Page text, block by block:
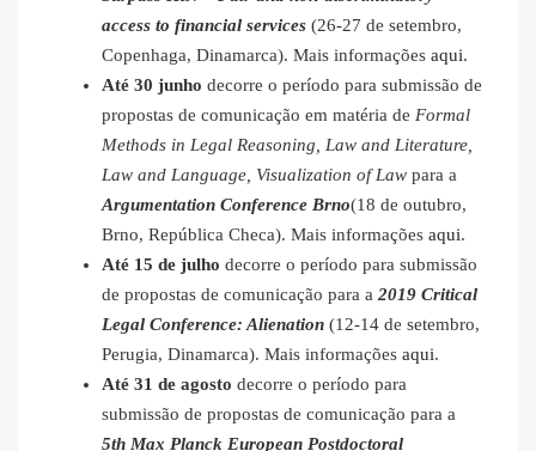
access to financial services (26-27 de setembro,
Copenhaga, Dinamarca). Mais informações aqui.
Até 30 junho decorre o período para submissão de
propostas de comunicação em matéria de Formal
Methods in Legal Reasoning, Law and Literature,
Law and Language, Visualization of Law para a
Argumentation Conference Brno(18 de outubro,
Brno, República Checa). Mais informações aqui.
Até 15 de julho decorre o período para submissão
de propostas de comunicação para a 2019 Critical
Legal Conference: Alienation (12-14 de setembro,
Perugia, Dinamarca). Mais informações aqui.
Até 31 de agosto decorre o período para
submissão de propostas de comunicação para a
5th Max Planck European Postdoctoral